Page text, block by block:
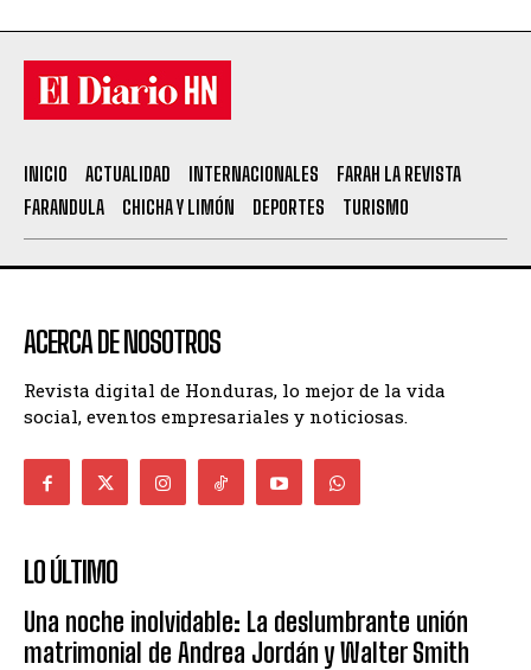
INICIO ACTUALIDAD INTERNACIONALES
FARAH LA REVISTA
FARANDULA
CHICHA Y LIMÓN DEPORTES TURISMO
ACERCA DE NOSOTROS
Revista digital de Honduras, lo mejor de la vida
social, eventos empresariales y noticiosas.
LO ÚLTIMO
Una noche inolvidable: La deslumbrante unión
matrimonial de Andrea Jordán y Walter Smith